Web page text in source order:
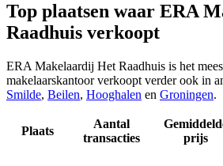
Top plaatsen waar ERA
Raadhuis verkoopt
ERA Makelaardij Het Raadhuis is het
makelaarskantoor verkoopt verder ook in
Smilde, Beilen, Hooghalen en Groningen.
Plaats
Aantal
transacties
prijs